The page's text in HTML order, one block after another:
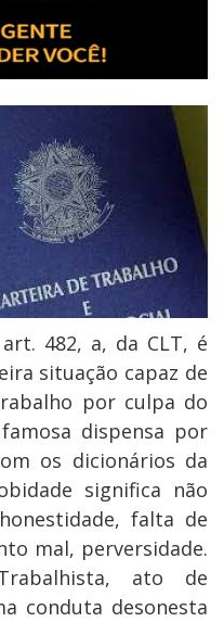
482, a, da CLT, é
situação capaz de
por culpa do
dispensa por
os dicionários da
significa não
falta de
mal, perversidade.
ato de
conduta desonesta